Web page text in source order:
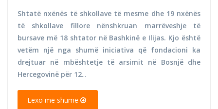
Shtatë nxënës të shkollave të mesme dhe 19 nxënës
të shkollave fillore nënshkruan marrëveshje të
bursave më 18 shtator në Bashkinë e Ilijas. Kjo është
vetëm një nga shumë iniciativa që fondacioni ka
drejtuar në mbështetje të arsimit në Bosnjë dhe
Hercegovinë për 12...
Lexo më shumë